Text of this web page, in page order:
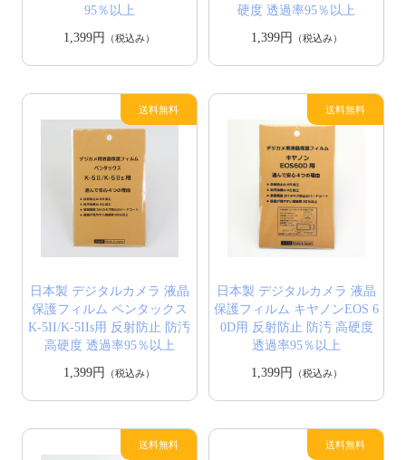
95％以上
1,399円
（税込み）
硬度 透過率95％以上
1,399円
（税込み）
日本製 デジタルカメラ 液晶
保護フィルム ペンタックス
K-5II/K-5IIs用 反射防止 防汚
高硬度 透過率95％以上
1,399円
（税込み）
日本製 デジタルカメラ 液晶
保護フィルム キヤノンEOS 6
0D用 反射防止 防汚 高硬度
透過率95％以上
1,399円
（税込み）